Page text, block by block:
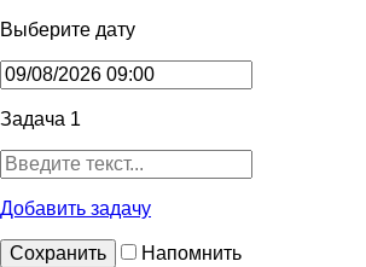
Выберите дату
Задача 1
Добавить задачу
Сохранить
Напомнить